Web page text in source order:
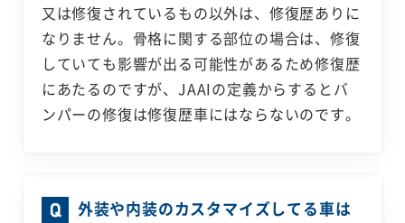
又は修復されているもの以外は、修復歴ありに
なりません。骨格に関する部位の場合は、修復
していても影響が出る可能性があるため修復歴
にあたるのですが、JAAIの定義からするとバ
ンパーの修復は修復歴車にはならないのです。
外装や内装のカスタマイズしてる車は